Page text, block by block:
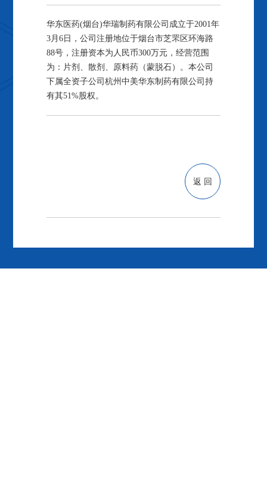
华东医药(烟台)华瑞制药有限公司成立于2001年
3月6日，公司注册地位于烟台市芝罘区环海路
88号，注册资本为人民币300万元，经营范围
为：片剂、散剂、原料药（蒙脱石）。本公司
下属全资子公司杭州中美华东制药有限公司持
有其51%股权。
返 回